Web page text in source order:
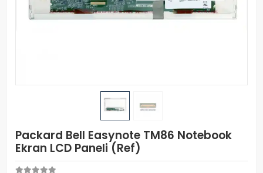
Packard Bell Easynote TM86 Notebook
Ekran LCD Paneli (Ref)